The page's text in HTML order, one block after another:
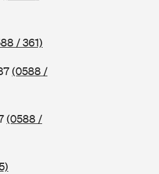
/ 361)
(0588 /
(0588 /